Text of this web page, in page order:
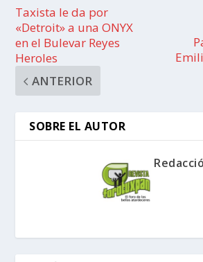
Taxista le da por
«Detroit» a una ONYX
en el Bulevar Reyes
Heroles
ANTERIOR
SOBRE EL AUTOR